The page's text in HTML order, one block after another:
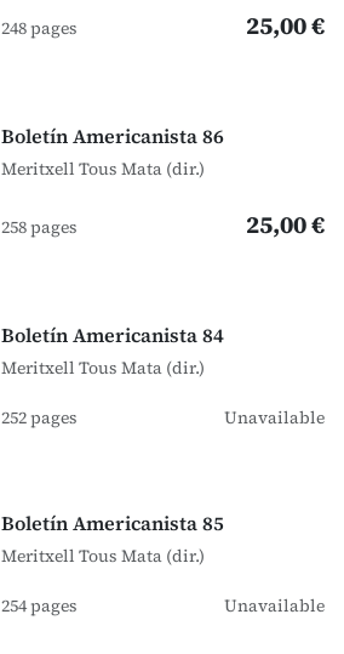
248 pages 25,00 €
Boletín Americanista 86
Meritxell Tous Mata (dir.)
258 pages 25,00 €
Boletín Americanista 84
Meritxell Tous Mata (dir.)
252 pages Unavailable
Boletín Americanista 85
Meritxell Tous Mata (dir.)
254 pages Unavailable